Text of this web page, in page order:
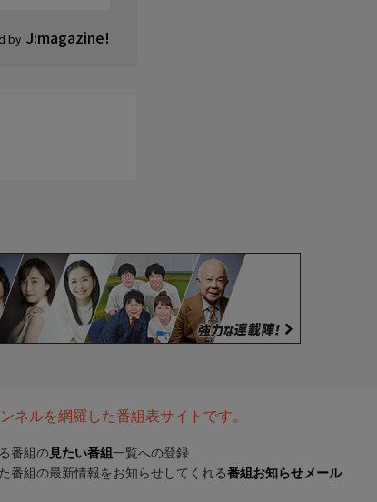
by J:magazine!
ネルを網羅した番組表サイトです。
番組の 見たい番組 一覧への登録
番組の最新情報をお知らせしてくれる番組お知らせメール